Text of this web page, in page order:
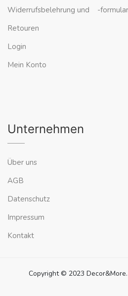
Widerrufsbelehrung und -formular
Retouren
Login
Mein Konto
Unternehmen
Über uns
AGB
Datenschutz
Impressum
Kontakt
Copyright © 2023